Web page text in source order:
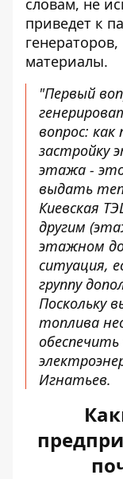
словам, не
приведет к
материалы.
"Первый
вопрос:
застройку
этажа -
выдать
Киевская
другим
этажном
ситуация,
группу
Поскольку
топлива
Игнатьев.